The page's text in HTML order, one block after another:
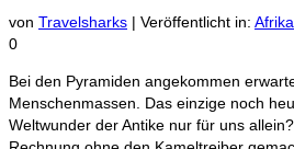
von Travelsharks | Veröffentlicht in: Afrika
0
Bei den Pyramiden angekommen
Menschenmassen. Das einzige noch
Weltwunder der Antike nur für uns